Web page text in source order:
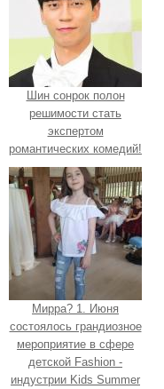
Шин сонрок полон
решимости стать
экспертом
романтических комедий!
Мирра? 1. Июня
состоялось грандиозное
мероприятие в сфере
детской Fashion -
индустрии Kids Summer